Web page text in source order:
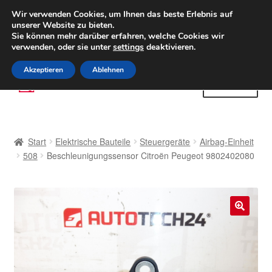
LIEFERUNG ab 6 EUR
Weltweiter Versand
(800) 500 564Mo-Fr 9-16 Uhr
Zur
Navigation
Zum
Inhalt
AGB
Beschwerdeordnung
Datenschutz-Bestimmungen
Start Elektrische Bauteile Steuergeräte
Airbag-Einheit
508
Beschleunigungssensor Citroën Peugeot 9802402080
Wir verwenden Cookies, um Ihnen das beste Erlebnis auf
unserer Website zu bieten.
Sie können mehr darüber erfahren, welche Cookies wir
verwenden, oder sie untersettings deaktivieren.
Akzeptieren Ablehnen